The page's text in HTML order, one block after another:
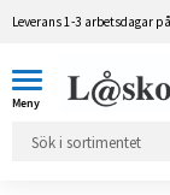
Leverans 1-3 arbetsdagar